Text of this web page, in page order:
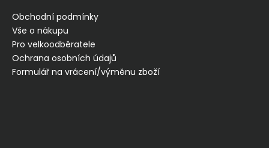
Obchodní podmínky
Vše o nákupu
Pro velkoodběratele
Ochrana osobních údajů
Formulář na vrácení/výměnu zboží